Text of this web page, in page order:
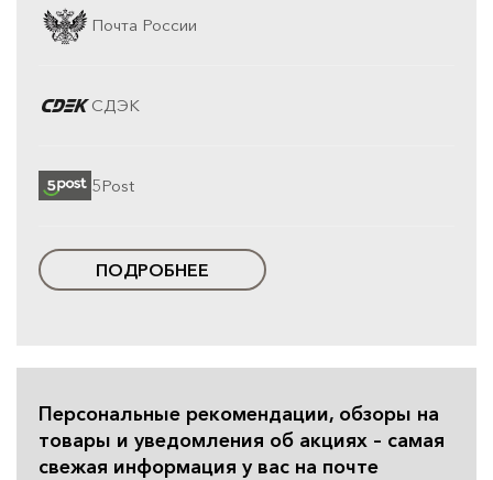
Почта России
СДЭК
5Post
ПОДРОБНЕЕ
Персональные рекомендации, обзоры на
товары и уведомления об акциях – самая
свежая информация у вас на почте